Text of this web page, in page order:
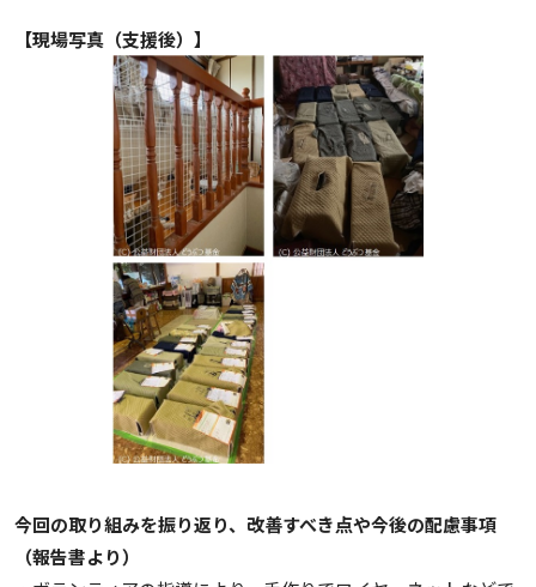
【現場写真（支援後）】
今回の取り組みを振り返り、改善すべき点や今後の配慮事項
（報告書より）